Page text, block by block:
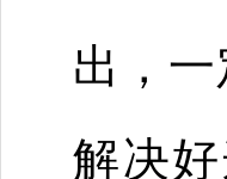
出，
解决